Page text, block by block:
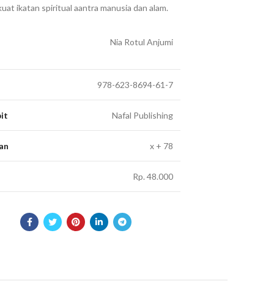
ikatan spiritual aantra manusia dan alam.
Nia Rotul Anjumi
978-623-8694-61-7
Nafal Publishing
x + 78
Rp. 48.000